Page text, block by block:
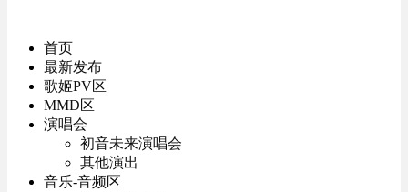
首页
最新发布
歌姬PV区
MMD区
演唱会
初音未来演唱会
其他演出
音乐-音频区